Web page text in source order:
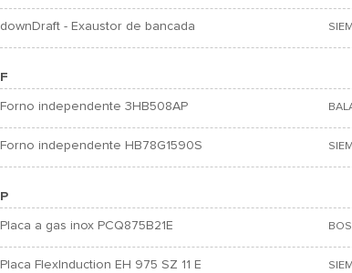
downDraft - Exaustor de bancada
F
Forno independente 3HB508AP
Forno independente HB78G1590S
P
Placa a gas inox PCQ875B21E
Placa FlexInduction EH 975 SZ 11 E